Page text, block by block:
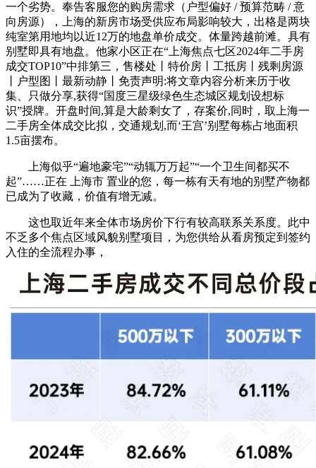
一个劣势。奉告客服您的购房需求（户型偏好 / 预算范畴 / 意
向房源），上海的新房市场受供应布局影响较大，出格是两块
纯室第用地均以近12万的地盘单价成交。体量跨越前滩。具有
别墅即具有地盘。他家小区正在“上海焦点七区2024年二手房
成交TOP10”中排第三，售楼处丨特价房丨工抵房丨残剩房源
丨户型图丨最新动静丨免责声明:将文章内容分析来历于收
集、只做分享,获得“国度三星级绿色生态城区规划设想标
识”授牌。开盘时间,算是大龄剩女了，存案价,同时，取上海一
二手房全体成交比拟，交通规划,而‘王宫’别墅每栋占地面积
1.5亩摆布。
上海似乎“遍地豪宅”“动辄万万起”“一个卫生间都买不
起”……正在 上海市 置业的您，每一栋有天有地的别墅产物都
已成为了收藏，价值有增无减。
这也取近年来全体市场房价下行有较高联系关系度。此中
不乏多个焦点区域风貌别墅项目，为您供给从看房预定到签约
入住的全流程办事，